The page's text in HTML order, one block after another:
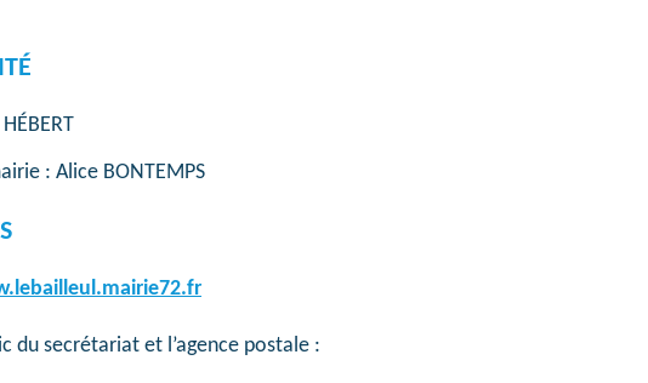
: Alice BONTEMPS
du secrétariat et l’agence postale :